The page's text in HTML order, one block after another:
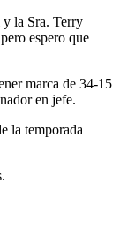
la Sra. Terry
espero que
marca de 34-15
en jefe.
la temporada